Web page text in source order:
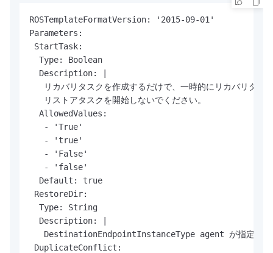
ROSTemplateFormatVersion: '2015-09-01'
Parameters:
StartTask:
  Type: Boolean
  Description: |
リカバリタスクを作成するだけで、一時的にリカバリタス
   リストアタスクを開始しないでください。
  AllowedValues:
   - 'True'
   - 'true'
   - 'False'
   - 'false'
  Default: true
RestoreDir:
  Type: String
  Description: |
DestinationEndpointInstanceType agent が指定され
DuplicateConflict: